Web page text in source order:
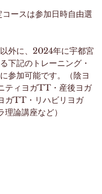
ースは参加日時自由選
外に、2024年に宇都宮
下記のトレーニング・
参加可能です。（陰ヨ
ティヨガTT・産後ヨガ
ガTT・リハビリヨガ
論講座など）